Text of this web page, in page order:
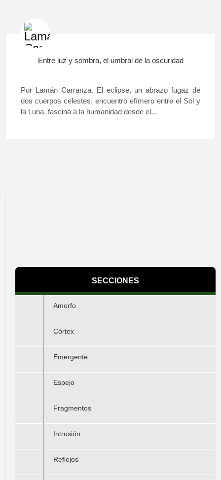
Entre luz y sombra, el umbral de la oscuridad
Por Lamán Carranza. El eclipse, un abrazo fugaz de
dos cuerpos celestes, encuentro efímero entre el Sol y
la Luna, fascina a la humanidad desde el...
SECCIONES
Amorfo
Córtex
Emergente
Espejo
Fragmentos
Intrusión
Reflejos